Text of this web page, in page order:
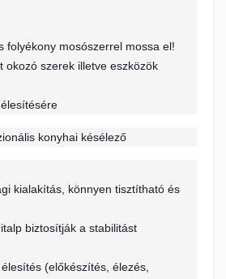
folyékony mosószerrel mossa el!
okozó szerek illetve eszközök
konyhai késélező
kialakítás, könnyen tisztítható és
biztosítják a stabilitást
(előkészítés, élezés,
termékek kívánságlistába történő